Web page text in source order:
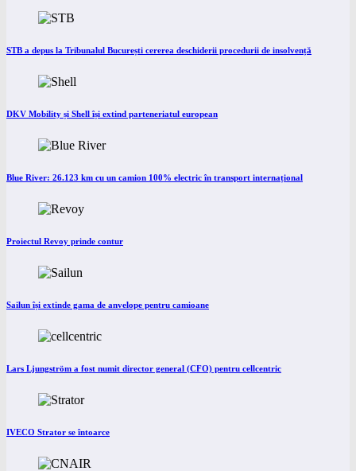
STB a depus la Tribunalul București cererea deschiderii procedurii de insolvență
DKV Mobility și Shell își extind parteneriatul european
Blue River: 26.123 km cu un camion 100% electric în transport internațional
Proiectul Revoy prinde contur
Sailun își extinde gama de anvelope pentru camioane
Lars Ljungström a fost numit director general (CFO) pentru cellcentric
IVECO Strator se întoarce